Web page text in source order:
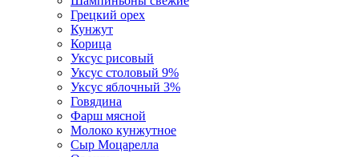
Грецкий орех
Кунжут
Корица
Уксус рисовый
Уксус столовый 9%
Уксус яблочный 3%
Говядина
Фарш мясной
Молоко кунжутное
Сыр Моцарелла